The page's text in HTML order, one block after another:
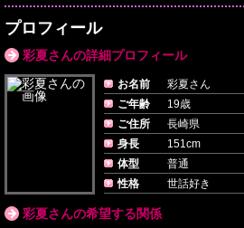
プロフィール
彩夏さんの詳細プロフィール
お名前
彩夏さん
ご年齢
19歳
ご住所
長崎県
身長
151cm
体型
普通
性格
世話好き
彩夏さんの希望する関係